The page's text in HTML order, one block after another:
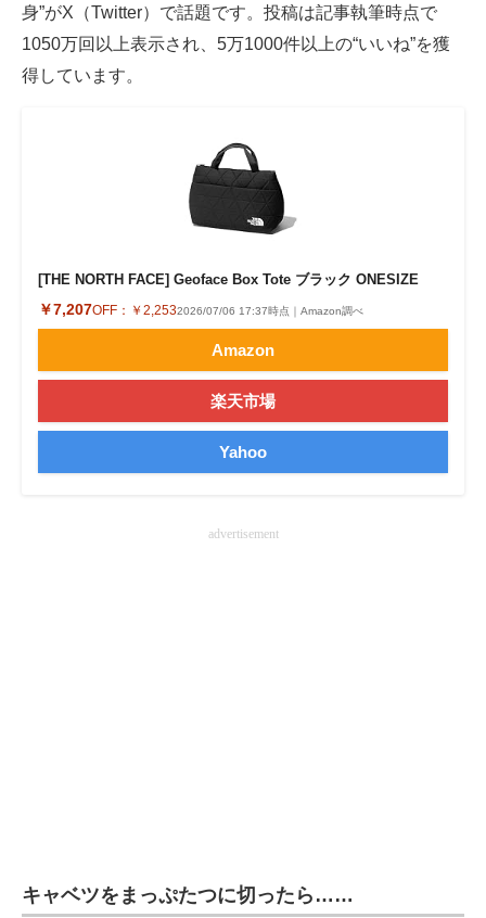
スマホと通信の最新トレンド
進化するPCとデバイスの未来
ビジネスと働き方のヒント
企業ITのトレンドを詳説
経営リーダーのコミュニティ
ITエンジニア向け専門サイト
身”がX（Twitter）で話題です。投稿は記事執筆時点で
1050万回以上表示され、5万1000件以上の“いいね”を獲
得しています。
[THE NORTH FACE] Geoface Box Tote ブラック ONESIZE
￥7,207OFF： ￥2,2532026/07/06 17:37時点｜Amazon調べ
Amazon
楽天市場
Yahoo
advertisement
キャベツをまっぷたつに切ったら……